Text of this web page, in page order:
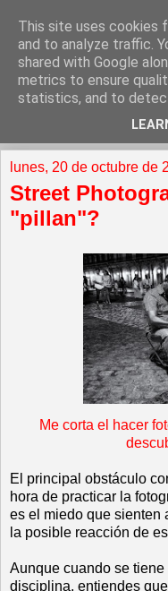
lunes, 20 de octubre de
Street
"pillan"?
Me corta el hacer
El principal obstáculo
hora de practicar la
es el miedo que sienten
la posible reacción de
Aunque cuando se
disciplina, entiendes
This site uses cookies
and to analyze traffic.
shared with Google
metrics to ensure
statistics, and to